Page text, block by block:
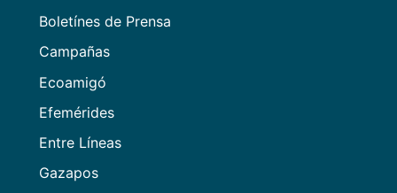
Boletínes de Prensa
Campañas
Ecoamigó
Efemérides
Entre Líneas
Gazapos